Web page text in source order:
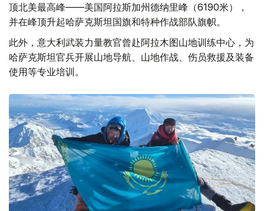
顶北美最高峰——美国阿拉斯加州德纳里峰（6190米），
并在峰顶升起哈萨克斯坦国旗和特种作战部队旗帜。
此外，意大利武装力量教官曾赴阿拉木图山地训练中心，为
哈萨克斯坦官兵开展山地导航、山地作战、伤员救援及装备
使用等专业培训。